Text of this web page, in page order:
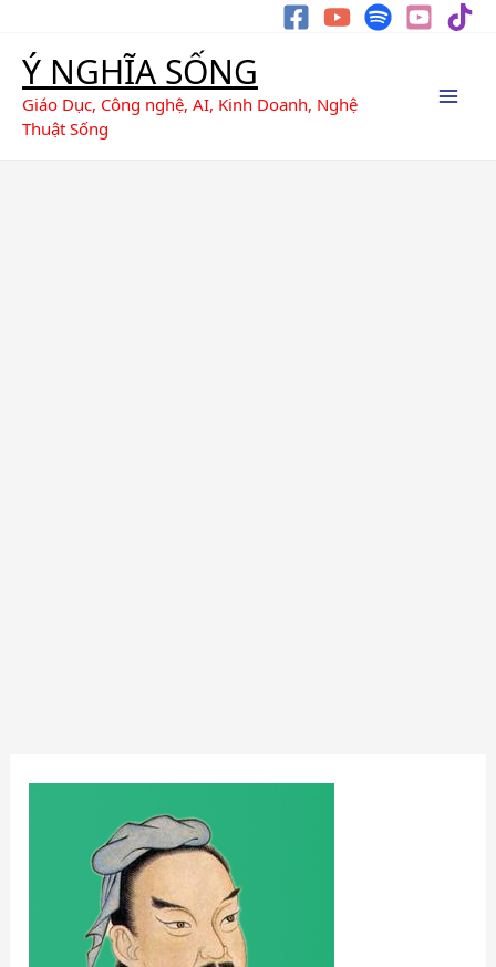
nội
dung
Ý NGHĨA SỐNG
Giáo Dục, Công nghệ, AI, Kinh Doanh, Nghệ
Thuật Sống